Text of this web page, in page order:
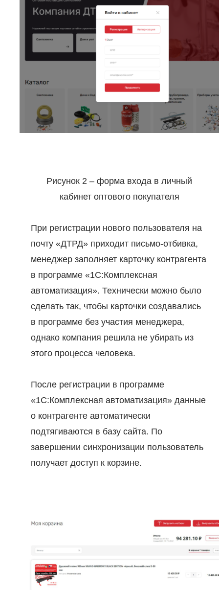
Рисунок 2 – форма входа в личный
кабинет оптового покупателя
При регистрации нового пользователя на
почту «ДТРД» приходит письмо-отбивка,
менеджер заполняет карточку контрагента
в программе «1С:Комплексная
автоматизация». Технически можно было
сделать так, чтобы карточки создавались
в программе без участия менеджера,
однако компания решила не убирать из
этого процесса человека.
После регистрации в программе
«1С:Комплексная автоматизация» данные
о контрагенте автоматически
подтягиваются в базу сайта. По
завершении синхронизации пользователь
получает доступ к корзине.